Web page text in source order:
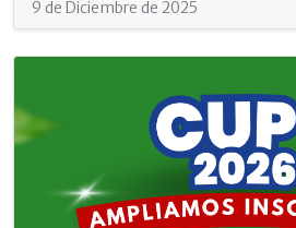
9 de Diciembre de 2025